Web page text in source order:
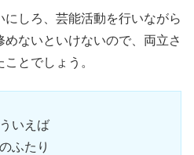
しろ、芸能活動を行いながら
ないといけないので、両立さ
とでしょう。
いえば
ふたり